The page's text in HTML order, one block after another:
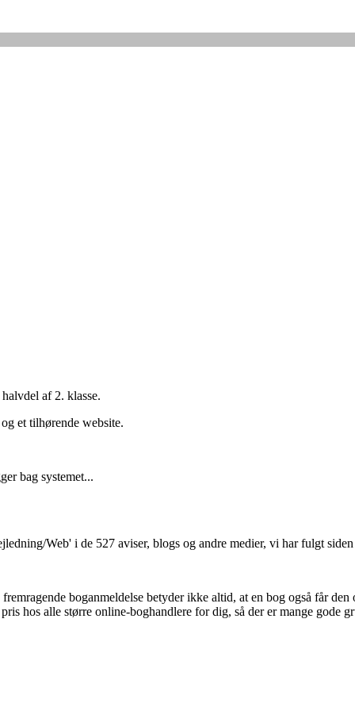
af 2. klasse.
et tilhørende website.
bag systemet...
Web' i de 527 aviser, blogs og andre medier, vi har fulgt
boganmeldelse betyder ikke altid, at en bog også får
hos alle større online-boghandlere for dig, så der er mange gode